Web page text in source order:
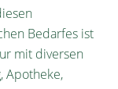
Bedarfes ist
mit diversen
Apotheke,